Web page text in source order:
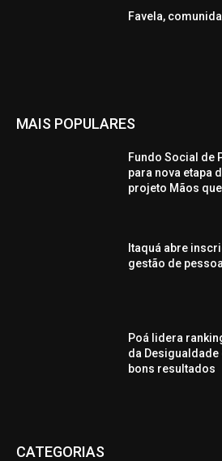
Favela,
MAIS POPULARES
Fundo Social de
para nova etapa
projeto Mãos
Itaquá abre
gestão de
Poá lidera
da
bons resultados
CATEGORIAS